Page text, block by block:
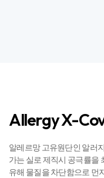
Allergy X-
알레르망 고유원단인 알러
가는 실로 제직시 공극률을
유해 물질을 차단함으로 먼